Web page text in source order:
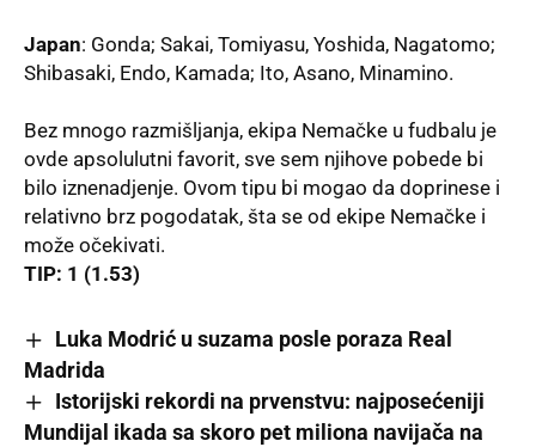
Japan: Gonda; Sakai, Tomiyasu, Yoshida, Nagatomo;
Shibasaki, Endo, Kamada; Ito, Asano, Minamino.
Bez mnogo razmišljanja, ekipa Nemačke u fudbalu je
ovde apsolulutni favorit, sve sem njihove pobede bi
bilo iznenadjenje. Ovom tipu bi mogao da doprinese i
relativno brz pogodatak, šta se od ekipe Nemačke i
može očekivati.
TIP: 1 (1.53)
Luka Modrić u suzama posle poraza Real
Madrida
Istorijski rekordi na prvenstvu: najposećeniji
Mundijal ikada sa skoro pet miliona navijača na